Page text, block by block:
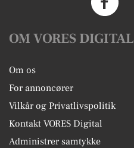
OM VORES DIGITAL
Om os
For annoncører
Vilkår og Privatlivspolitik
Kontakt VORES Digital
Administrer samtykke